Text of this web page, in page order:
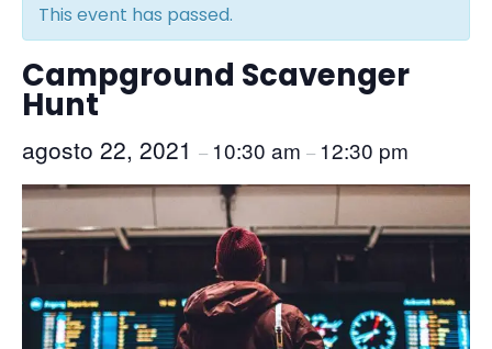
This event has passed.
Campground Scavenger
Hunt
agosto 22, 2021 – 10:30 am – 12:30 pm